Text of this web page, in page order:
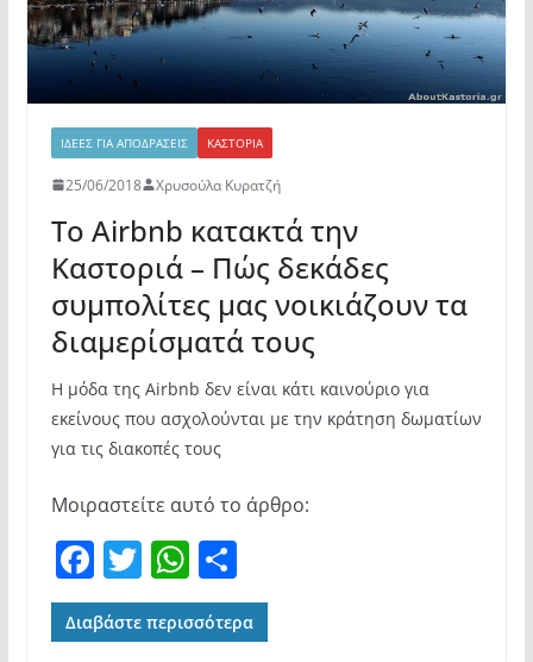
ΙΔΈΕΣ ΓΙΑ ΑΠΟΔΡΆΣΕΙΣ ΚΑΣΤΟΡΙΆ
25/06/2018 Χρυσούλα Κυρατζή
Το Airbnb κατακτά την
Καστοριά – Πώς δεκάδες
συμπολίτες μας νοικιάζουν τα
διαμερίσματά τους
Η μόδα της Airbnb δεν είναι κάτι καινούριο για
εκείνους που ασχολούνται με την κράτηση δωματίων
για τις διακοπές τους
Μοιραστείτε αυτό το άρθρο:
F
a
c
T
w
itt
W
h
at
Μ
οι
ρ
Διαβάστε περισσότερα